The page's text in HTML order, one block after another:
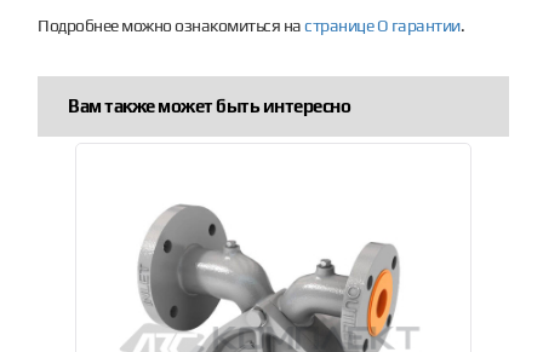
Подробнее можно ознакомиться настранице О гарантии.
Вам также может быть интересно